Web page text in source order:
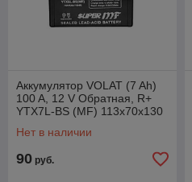
Аккумулятор VOLAT (7 Ah)
100 A, 12 V Обратная, R+
YTX7L-BS (MF) 113x70x130
Нет в наличии
90 руб.